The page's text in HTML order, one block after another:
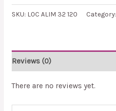
SKU: LOC ALIM 32 120 Category:
Reviews (0)
There are no reviews yet.